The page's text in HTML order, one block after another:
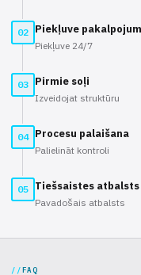
02 Piekļuve
Piekļuve 24/7
03 Pirmie soļi
Izveidojat struktūru
04 Procesu palaišana
Palielināt kontroli
05 Tiešsaistes atbalsts
Pavadošais atbalsts
FAQ